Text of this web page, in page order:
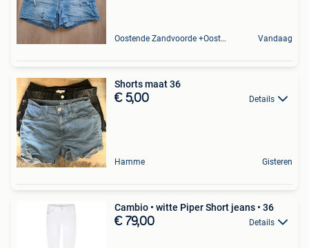
Oostende Zandvoorde +Oostende Vandaag
Shorts maat 36
€ 5,00 Details
Hamme Gisteren
Cambio • witte Piper Short jeans • 36
€ 79,00 Details